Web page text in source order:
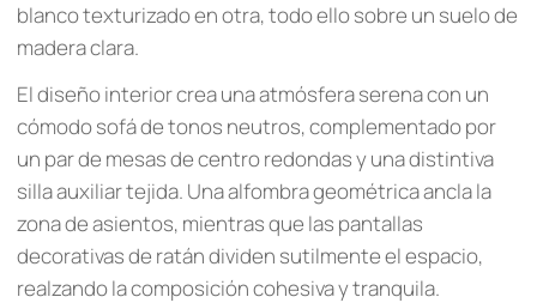
blanco texturizado en otra, todo ello sobre un suelo de
madera clara.
El diseño interior crea una atmósfera serena con un
cómodo sofá de tonos neutros, complementado por
un par de mesas de centro redondas y una distintiva
silla auxiliar tejida. Una alfombra geométrica ancla la
zona de asientos, mientras que las pantallas
decorativas de ratán dividen sutilmente el espacio,
realzando la composición cohesiva y tranquila.